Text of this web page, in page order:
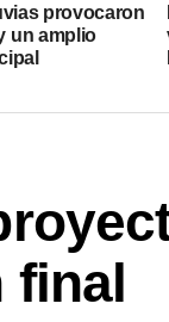
provocaron
un amplio
final